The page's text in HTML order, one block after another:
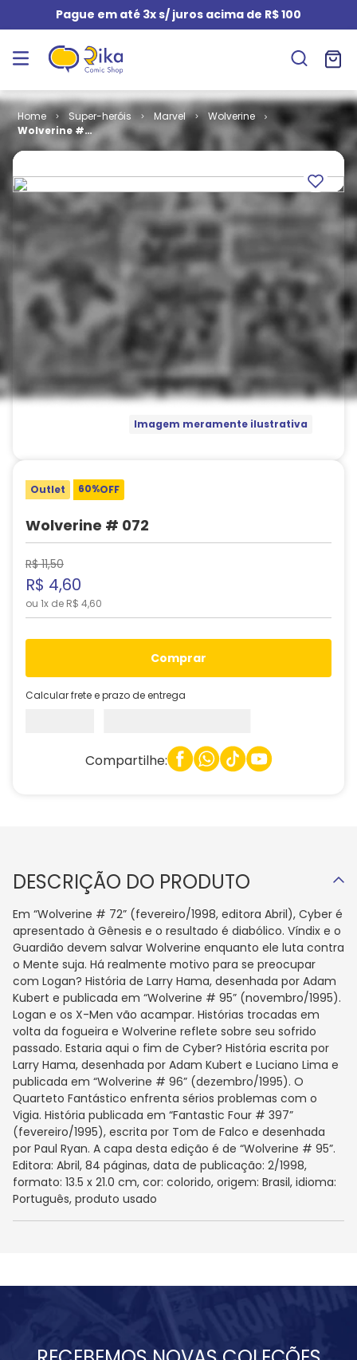
Pague em até 3x s/ juros acima de R$ 100
Super-heróis Marvel
Wolverine
Wolverine #
072
Imagem meramente ilustrativa
Outlet 60%OFF
Wolverine # 072
R$ 11,50
R$ 4,60
ou 1x de R$ 4,60
comprar
Calcular frete e prazo de entrega
Compartilhe:
DESCRIÇÃO DO PRODUTO
Em “Wolverine # 72” (fevereiro/1998, editora Abril), Cyber é
apresentado à Gênesis e o resultado é diabólico. Víndix e o
Guardião devem salvar Wolverine enquanto ele luta contra
o Mente suja. Há realmente motivo para se preocupar
com Logan? História de Larry Hama, desenhada por Adam
Kubert e publicada em “Wolverine # 95” (novembro/1995).
Logan e os X-Men vão acampar. Histórias trocadas em
volta da fogueira e Wolverine reflete sobre seu sofrido
passado. Estaria aqui o fim de Cyber? História escrita por
Larry Hama, desenhada por Adam Kubert e Luciano Lima e
publicada em “Wolverine # 96” (dezembro/1995). O
Quarteto Fantástico enfrenta sérios problemas com o
Vigia. História publicada em “Fantastic Four # 397”
(fevereiro/1995), escrita por Tom de Falco e desenhada
por Paul Ryan. A capa desta edição é de “Wolverine # 95”.
Editora: Abril, 84 páginas, data de publicação: 2/1998,
formato: 13.5 x 21.0 cm, cor: colorido, origem: Brasil, idioma:
Português, produto usado